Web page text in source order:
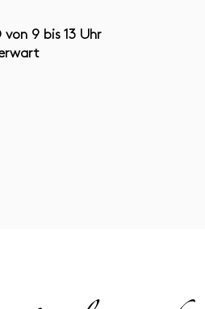
von 9 bis 13 Uhr